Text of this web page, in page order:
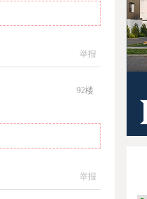
举报
92楼
举报